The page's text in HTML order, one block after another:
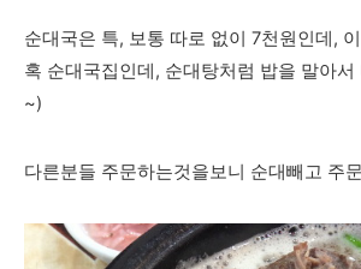
순대국은 특, 보통 따로 없이 7천원인데,
혹 순대국집인데, 순대탕처럼 밥을 말아서
~)
다른분들 주문하는것을보니 순대빼고 주